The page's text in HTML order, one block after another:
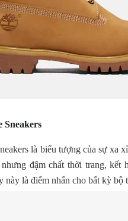
Sneakers
là biểu tượng của sự xa
đậm chất thời trang, kết
này là điểm nhấn cho bất kỳ bộ